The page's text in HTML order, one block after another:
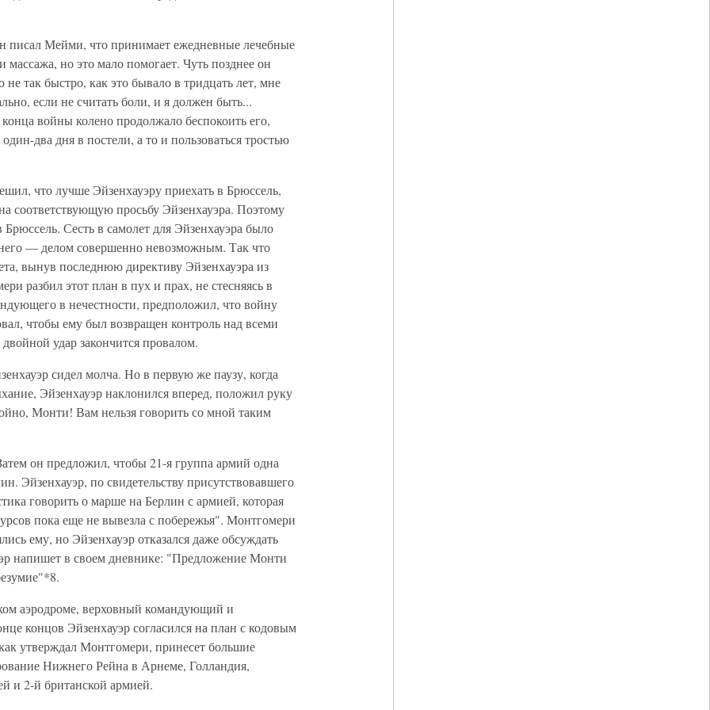
писал Мейми, что принимает ежедневные лечебные
но это мало помогает. Чуть позднее он
так быстро, как это бывало в тридцать лет, мне
если не считать боли, и я должен быть...
войны колено продолжало беспокоить его,
два дня в постели, а то и пользоваться тростью
что лучше Эйзенхауэру приехать в Брюссель,
соответствующую просьбу Эйзенхауэра. Поэтому
Сесть в самолет для Эйзенхауэра было
— делом совершенно невозможным. Так что
вынув последнюю директиву Эйзенхауэра из
разбил этот план в пух и прах, не стесняясь в
в нечестности, предположил, что войну
чтобы ему был возвращен контроль над всеми
удар закончится провалом.
сидел молча. Но в первую же паузу, когда
Эйзенхауэр наклонился вперед, положил руку
Монти! Вам нельзя говорить со мной таким
он предложил, чтобы 21-я группа армий одна
Эйзенхауэр, по свидетельству присутствовавшего
говорить о марше на Берлин с армией, которая
пока еще не вывезла с побережья". Монтгомери
ему, но Эйзенхауэр отказался даже обсуждать
напишет в своем дневнике: "Предложение Монти
аэродроме, верховный командующий и
концов Эйзенхауэр согласился на план с кодовым
утверждал Монтгомери, принесет большие
Нижнего Рейна в Арнеме, Голландия,
и 2-й британской армией.